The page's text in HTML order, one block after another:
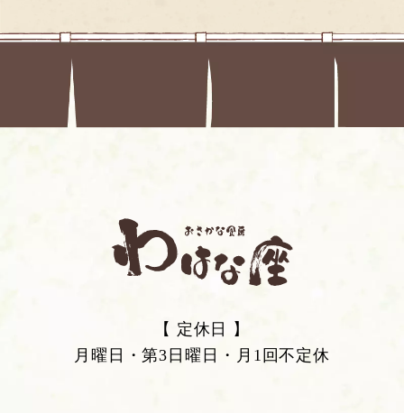
【 定休日 】
月曜日・第3日曜日・月1回不定休